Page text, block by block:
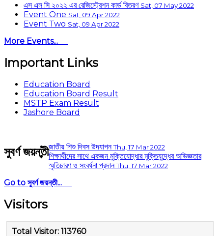
এস এস সি ২০২২ এর রেজিস্ট্রেশন কার্ড বিতরণ Sat, 07 May 2022
Event One Sat, 09 Apr 2022
Event Two Sat, 09 Apr 2022
More Events...
Important Links
Education Board
Education Board Result
MSTP Exam Result
Jashore Board
সুবর্ণ জয়ন্তীজাতীয় শিশু দিবস উদযাপনThu, 17 Mar 2022
শিক্ষার্থীদের সাথে একজন মুক্তিযোদ্ধার মুক্তিযুদ্ধের অভিজ্ঞতার
স্মৃতিচারণ ও সংবর্ধনা প্রদানThu, 17 Mar 2022
Go to সুবর্ণ জয়ন্তী...
Visitors
Total Visitor: 113760